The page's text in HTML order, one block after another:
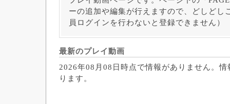
ーの追加や編集が行えますので、どしどし
員ログインを行わないと登録できません）
最新のプレイ動画
2026年08月08日時点で情報がありません。
ります。